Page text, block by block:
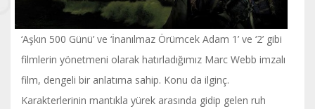
‘Aşkın 500 Günü’ ve ‘İnanılmaz Örümcek Adam 1’ ve ‘2’ gibi
filmlerin yönetmeni olarak hatırladığımız Marc Webb imzalı
film, dengeli bir anlatıma sahip. Konu da ilginç.
Karakterlerinin mantıkla yürek arasında gidip gelen ruh